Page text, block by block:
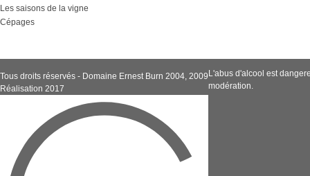
Les saisons de la vigne
Cépages
Tous droits réservés - Domaine Ernest Burn 2004, 2009
Réalisation 2017
L'abus d'alcool est
modération.